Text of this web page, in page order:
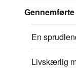
En
Livskærlig